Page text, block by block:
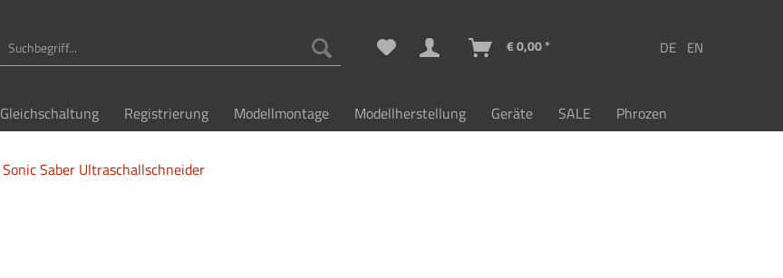
€ 0,00 *
Gleichschaltung Registrierung Modellmontage Modellherstellung Geräte SALE Phrozen
Sonic Saber Ultraschallschneider